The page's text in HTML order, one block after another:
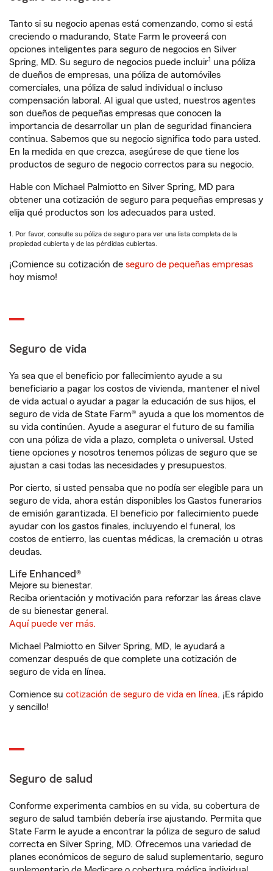
Tanto si su negocio apenas está comenzando, como si está
creciendo o madurando, State Farm le proveerá con
opciones inteligentes para seguro de negocios en Silver
Spring, MD. Su seguro de negocios puede incluir1 una póliza
de dueños de empresas, una póliza de automóviles
comerciales, una póliza de salud individual o incluso
compensación laboral. Al igual que usted, nuestros agentes
son dueños de pequeñas empresas que conocen la
importancia de desarrollar un plan de seguridad financiera
continua. Sabemos que su negocio significa todo para usted.
En la medida en que crezca, asegúrese de que tiene los
productos de seguro de negocio correctos para su negocio.
Hable con Michael Palmiotto en Silver Spring, MD para
obtener una cotización de seguro para pequeñas empresas y
elija qué productos son los adecuados para usted.
1. Por favor, consulte su póliza de seguro para ver una lista completa de la
propiedad cubierta y de las pérdidas cubiertas.
¡Comience su cotización de seguro de pequeñas empresas
hoy mismo!
Seguro de vida
Ya sea que el beneficio por fallecimiento ayude a su
beneficiario a pagar los costos de vivienda, mantener el nivel
de vida actual o ayudar a pagar la educación de sus hijos, el
seguro de vida de State Farm® ayuda a que los momentos de
su vida continúen. Ayude a asegurar el futuro de su familia
con una póliza de vida a plazo, completa o universal. Usted
tiene opciones y nosotros tenemos pólizas de seguro que se
ajustan a casi todas las necesidades y presupuestos.
Por cierto, si usted pensaba que no podía ser elegible para un
seguro de vida, ahora están disponibles los Gastos funerarios
de emisión garantizada. El beneficio por fallecimiento puede
ayudar con los gastos finales, incluyendo el funeral, los
costos de entierro, las cuentas médicas, la cremación u otras
deudas.
Life Enhanced®
Mejore su bienestar.
Reciba orientación y motivación para reforzar las áreas clave
de su bienestar general.
Aquí puede ver más.
Michael Palmiotto en Silver Spring, MD, le ayudará a
comenzar después de que complete una cotización de
seguro de vida en línea.
Comience su cotización de seguro de vida en línea. ¡Es rápido
y sencillo!
Seguro de salud
Conforme experimenta cambios en su vida, su cobertura de
seguro de salud también debería irse ajustando. Permita que
State Farm le ayude a encontrar la póliza de seguro de salud
correcta en Silver Spring, MD. Ofrecemos una variedad de
planes económicos de seguro de salud suplementario, seguro